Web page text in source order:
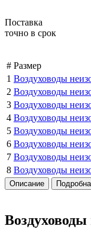
Поставка
точно в срок
# Размер
1 Воздуховоды
2 Воздуховоды
3 Воздуховоды
4 Воздуховоды
5 Воздуховоды
6 Воздуховоды
7 Воздуховоды
8 Воздуховоды
Описание